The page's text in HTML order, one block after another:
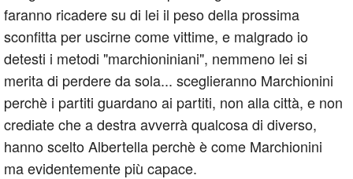
faranno ricadere su di lei il peso della prossima
sconfitta per uscirne come vittime, e malgrado io
detesti i metodi "marchioniniani", nemmeno lei si
merita di perdere da sola... sceglieranno Marchionini
perchè i partiti guardano ai partiti, non alla città, e non
crediate che a destra avverrà qualcosa di diverso,
hanno scelto Albertella perchè è come Marchionini
ma evidentemente più capace.